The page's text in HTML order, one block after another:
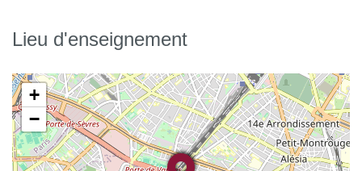
Lieu d'enseignement
+
−